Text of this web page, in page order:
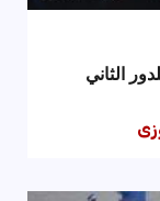
الثاني